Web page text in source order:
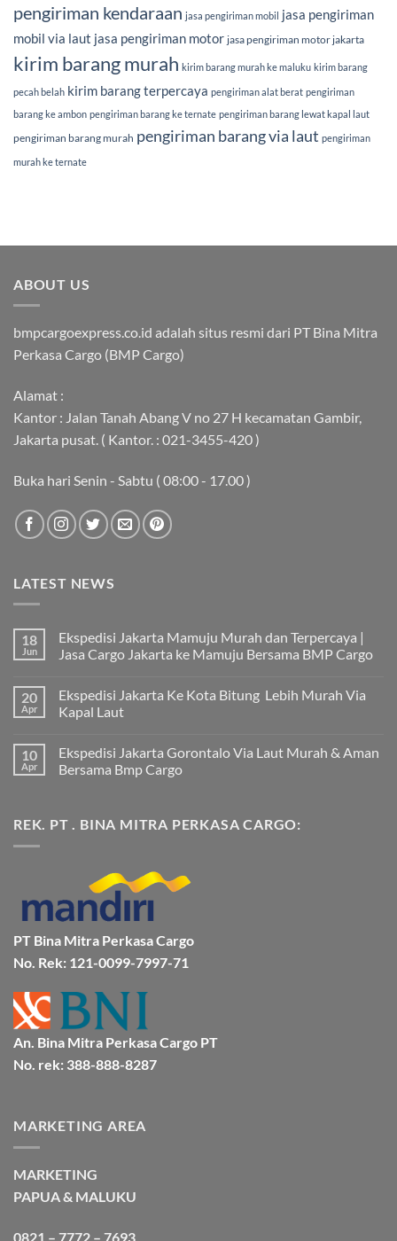
pengiriman kendaraan jasa pengiriman mobil jasa pengiriman
mobil via laut jasa pengiriman motor jasa pengiriman motor jakarta
kirim barang murah kirim barang murah ke maluku kirim barang
pecah belah kirim barang terpercaya pengiriman alat berat pengiriman
barang ke ambon pengiriman barang ke ternate pengiriman barang lewat kapal laut
pengiriman barang murah pengiriman barang via laut pengiriman
murah ke ternate
ABOUT US
bmpcargoexpress.co.id adalah situs resmi dari PT Bina Mitra
Perkasa Cargo (BMP Cargo)
Alamat :
Kantor : Jalan Tanah Abang V no 27 H kecamatan Gambir,
Jakarta pusat. ( Kantor. : 021-3455-420 )
Buka hari Senin - Sabtu ( 08:00 - 17.00 )
LATEST NEWS
18
Jun
Ekspedisi Jakarta Mamuju Murah dan Terpercaya |
Jasa Cargo Jakarta ke Mamuju Bersama BMP Cargo
komentar
pada
Ekspedisi
Murah
dan
Terpercaya
Jakarta
ke
20
Apr
Ekspedisi Jakarta Ke Kota Bitung Lebih Murah Via
Kapal Laut
komentar
pada
Ekspedisi
Bitung
Lebih
10
Apr
Ekspedisi Jakarta Gorontalo Via Laut Murah & Aman
Bersama Bmp Cargo
pada
Ekspedisi
&
Aman
Bersama
Bmp
Cargo
REK. PT . BINA MITRA PERKASA CARGO:
PT Bina Mitra Perkasa Cargo
No. Rek: 121-0099-7997-71
An. Bina Mitra Perkasa Cargo PT
No. rek: 388-888-8287
MARKETING AREA
MARKETING
PAPUA & MALUKU
0821 – 7772 – 7693